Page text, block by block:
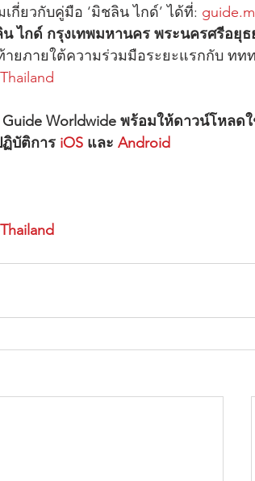
กี่ยวกับคู่มือ ‘มิชลิน ไกด์’ ได้ที่:
ไกด์ กรุงเทพมหานคร พระนครศรีอยุธ
ายภายใต้ความร่วมมือระยะแรกกับ ทท
Worldwide พร้อมให้ดาวน์โหลด
บัติการ iOS และ Android